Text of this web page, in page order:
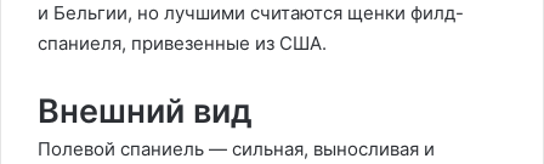
и Бельгии, но лучшими считаются щенки филд-
спаниеля, привезенные из США.
Внешний вид
Полевой спаниель — сильная, выносливая и